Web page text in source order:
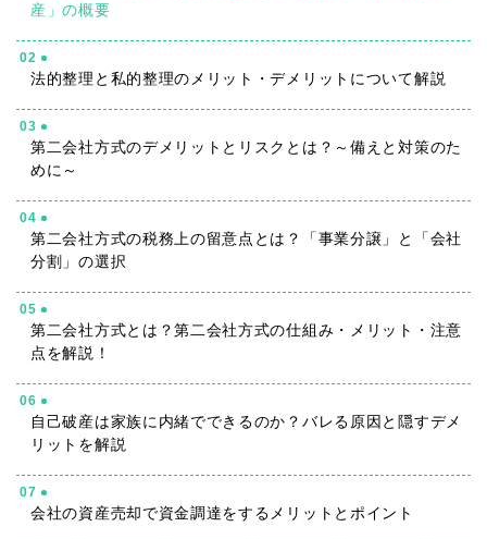
産」の概要
02
法的整理と私的整理のメリット・デメリットについて解説
03
第二会社方式のデメリットとリスクとは？～備えと対策のた
めに～
04
第二会社方式の税務上の留意点とは？「事業分譲」と「会社
分割」の選択
05
第二会社方式とは？第二会社方式の仕組み・メリット・注意
点を解説！
06
自己破産は家族に内緒でできるのか？バレる原因と隠すデメ
リットを解説
07
会社の資産売却で資金調達をするメリットとポイント